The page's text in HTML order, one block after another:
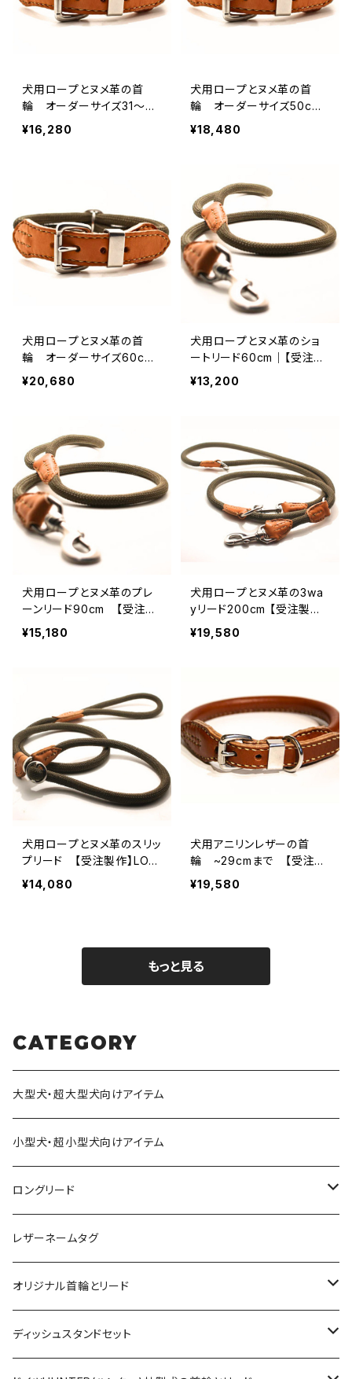
犬用ロープとヌメ革の首
輪 オーダーサイズ31〜49
cm 【受注製作】LOVE＆P
EACE＆DOGSオリジナル
¥16,280
犬用ロープとヌメ革の首
輪 オーダーサイズ50c
m〜59cm 【受注製作】LO
VE＆PEACE＆DOGSオリジ
¥18,480
犬用ロープとヌメ革の首
輪 オーダーサイズ60c
m〜 【受注製作】LOVE＆P
EACE＆DOGSオリジナル
¥20,680
犬用ロープとヌメ革のショ
ートリード60cm｜【受注製
作】LOVE＆PEACE＆DOGS
オリジナル
¥13,200
犬用ロープとヌメ革のプレ
ーンリード90cm 【受注製
作】LOVE&PEACE&DOGS
オリジナル
¥15,180
犬用ロープとヌメ革の3wa
yリード200cm 【受注製作】
LOVE&PEACE&DOGSオリ
ジナル
¥19,580
犬用ロープとヌメ革のスリッ
プリード 【受注製作】LOV
E＆PEACE＆DOGSオリジナ
¥14,080
犬用アニリンレザーの首
輪 ~29cmまで 【受注製
作】LOVE&PEACE&DOGS
オリジナル
¥19,580
もっと見る
CATEGORY
大型犬・超大型犬向けアイテム
小型犬・超小型犬向けアイテム
ロングリード
オリジナル軽量ロングリード
オリジナルロングリード
レザーネームタグ
オリジナル首輪とリード
ロープとヌメ革の首輪とリード
ディッシュスタンドセット